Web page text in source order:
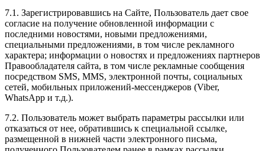
7.1. Зарегистрировавшись на Сайте, Пользователь дает свое
согласие на получение обновленной информации с
последними новостями, новыми предложениями,
специальными предложениями, в том числе рекламного
характера; информации о новостях и предложениях партнеров
Правообладателя сайта, в том числе рекламные сообщения
посредством SMS, MMS, электронной почты, социальных
сетей, мобильных приложений-мессенджеров (Viber,
WhatsApp и т.д.).
7.2. Пользователь может выбрать параметры рассылки или
отказаться от нее, обратившись к специальной ссылке,
размещенной в нижней части электронного письма,